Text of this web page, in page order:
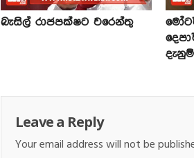
බැසිල් රාජපක්ෂට වරෙන්තු
Leave a Reply
Your email address will not be